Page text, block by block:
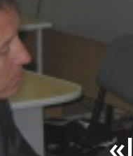
или ESC чтобы закрыть